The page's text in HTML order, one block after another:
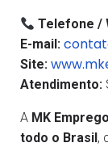
Telefone /
E-mail:
Site:
Atendimento:
A MK
todo o Brasil ,